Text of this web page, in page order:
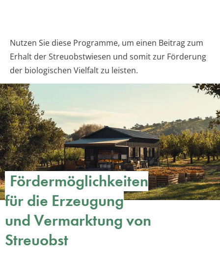
Nutzen Sie diese Programme, um einen Beitrag zum
Erhalt der Streuobstwiesen und somit zur Förderung
der biologischen Vielfalt zu leisten.
Fördermöglichkeiten
für die Erzeugung
und Vermarktung von
Streuobst